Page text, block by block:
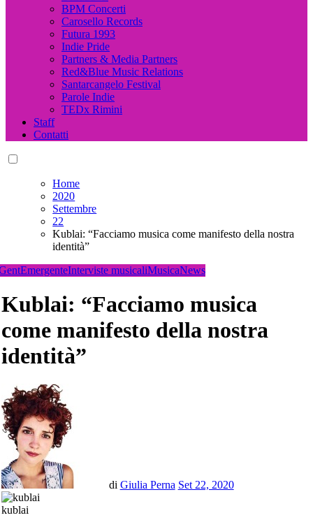
BPM Concerti
Carosello Records
Futura 1993
Indie Pride
Partners & Media Partners
Red&Blue Music Relations
Santarcangelo Festival
Parole Indie
TEDx Rimini
Staff
Contatti
Home
2020
Settembre
22
Kublai: “Facciamo musica come manifesto della nostra
identità”
Interviste musicaliMusicaNews
Kublai: “Facciamo musica
come manifesto della nostra
identità”
di Giulia Perna Set 22, 2020
kublai